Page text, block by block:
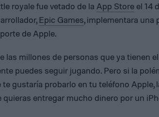
royale fue vetado de la App Store el 14
Epic Games, implementara una
de Apple.
las millones de personas que ya tienen
puedes seguir jugando. Pero si la
te gustaría probarlo en tu teléfono Apple,
quieras entregar mucho dinero por un